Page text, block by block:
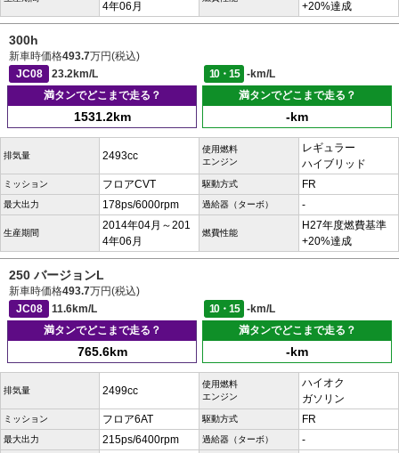
4年06月 +20%達成
300h
新車時価格493.7万円(税込)
JC08
23.2km/L 10・15
-km/L
満タンでどこまで走る？
1531.2km
満タンでどこまで走る？
-km
排気量 2493cc
使用燃料
エンジン
レギュラー
ハイブリッド
ミッション フロアCVT 駆動方式 FR
最大出力 178ps/6000rpm 過給器（ターボ） -
生産期間
2014年04月～201
4年06月
燃費性能
H27年度燃費基準
+20%達成
250 バージョンL
新車時価格493.7万円(税込)
JC08
11.6km/L 10・15
-km/L
満タンでどこまで走る？
765.6km
満タンでどこまで走る？
-km
排気量 2499cc
使用燃料
エンジン
ハイオク
ガソリン
ミッション フロア6AT 駆動方式 FR
最大出力 215ps/6400rpm 過給器（ターボ） -